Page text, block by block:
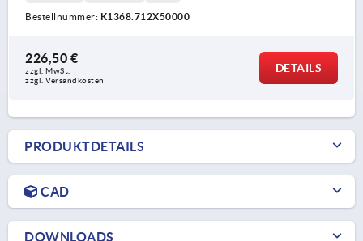
Bestellnummer: K1368.712X50000
226,50 €
zzgl. MwSt.
zzgl. Versandkosten
DETAILS
PRODUKTDETAILS
CAD
DOWNLOADS